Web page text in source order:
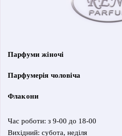
Парфуми жіночі
Парфумерія чоловіча
Флакони
Час роботи: з 9-00 до 18-00
Вихідний: субота, неділя